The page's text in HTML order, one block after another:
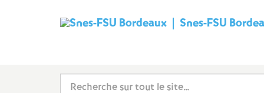
Snes-FSU